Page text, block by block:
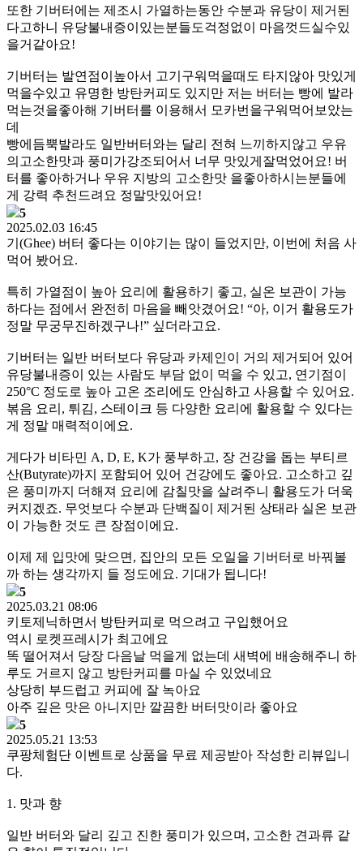
또한 기버터에는 제조시 가열하는동안 수분과 유당이 제거된
다고하니 유당불내증이있는분들도걱정없이 마음껏드실수있
을거같아요!
기버터는 발연점이높아서 고기구워먹을때도 타지않아 맛있게
먹을수있고 유명한 방탄커피도 있지만 저는 버터는 빵에 발라
먹는것을좋아해 기버터를 이용해서 모카번을구워먹어보았는
데
빵에듬뿍발라도 일반버터와는 달리 전혀 느끼하지않고 우유
의고소한맛과 풍미가강조되어서 너무 맛있게잘먹었어요! 버
터를 좋아하거나 우유 지방의 고소한맛 을좋아하시는분들에
게 강력 추천드려요 정말맛있어요!
5
2025.02.03 16:45
기(Ghee) 버터 좋다는 이야기는 많이 들었지만, 이번에 처음 사
먹어 봤어요.
특히 가열점이 높아 요리에 활용하기 좋고, 실온 보관이 가능
하다는 점에서 완전히 마음을 빼앗겼어요! “아, 이거 활용도가
정말 무궁무진하겠구나!” 싶더라고요.
기버터는 일반 버터보다 유당과 카제인이 거의 제거되어 있어
유당불내증이 있는 사람도 부담 없이 먹을 수 있고, 연기점이
250°C 정도로 높아 고온 조리에도 안심하고 사용할 수 있어요.
볶음 요리, 튀김, 스테이크 등 다양한 요리에 활용할 수 있다는
게 정말 매력적이에요.
게다가 비타민 A, D, E, K가 풍부하고, 장 건강을 돕는 부티르
산(Butyrate)까지 포함되어 있어 건강에도 좋아요. 고소하고 깊
은 풍미까지 더해져 요리에 감칠맛을 살려주니 활용도가 더욱
커지겠죠. 무엇보다 수분과 단백질이 제거된 상태라 실온 보관
이 가능한 것도 큰 장점이에요.
이제 제 입맛에 맞으면, 집안의 모든 오일을 기버터로 바꿔볼
까 하는 생각까지 들 정도에요. 기대가 됩니다!
5
2025.03.21 08:06
키토제닉하면서 방탄커피로 먹으려고 구입했어요
역시 로켓프레시가 최고에요
똑 떨어져서 당장 다음날 먹을게 없는데 새벽에 배송해주니 하
루도 거르지 않고 방탄커피를 마실 수 있었네요
상당히 부드럽고 커피에 잘 녹아요
아주 깊은 맛은 아니지만 깔끔한 버터맛이라 좋아요
5
2025.05.21 13:53
쿠팡체험단 이벤트로 상품을 무료 제공받아 작성한 리뷰입니
다.
1. 맛과 향
일반 버터와 달리 깊고 진한 풍미가 있으며, 고소한 견과류 같